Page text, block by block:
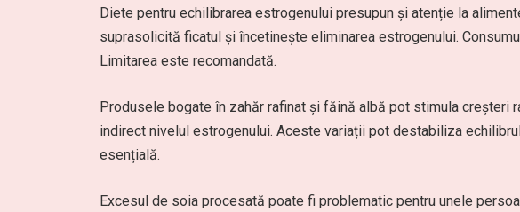
Diete pentru echilibrarea estrogenului presupun și atenție la
suprasolicită ficatul și încetinește eliminarea estrogenului.
Limitarea este recomandată.
Produsele bogate în zahăr rafinat și făină albă pot stimula creșteri
indirect nivelul estrogenului. Aceste variații pot destabiliza
esențială.
Excesul de soia procesată poate fi problematic pentru unele